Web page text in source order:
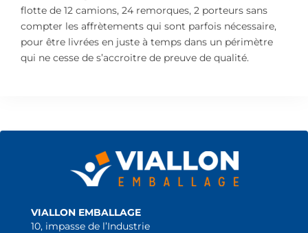
flotte de 12 camions, 24 remorques, 2 porteurs sans
compter les affrètements qui sont parfois nécessaire,
pour être livrées en juste à temps dans un périmètre
qui ne cesse de s’accroitre de preuve de qualité.
VIALLON EMBALLAGE
10, impasse de l’Industrie